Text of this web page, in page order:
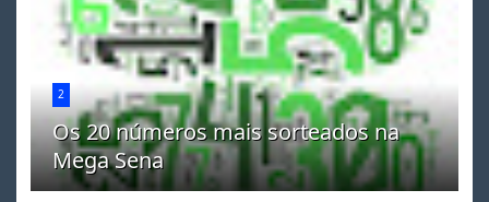
2
Os 20 números mais sorteados na
Mega Sena